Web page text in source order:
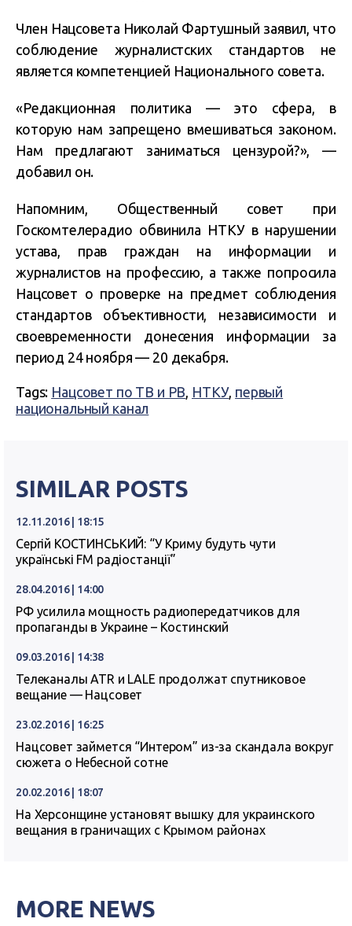
Член Нацсовета Николай Фартушный заявил, что
соблюдение журналистских стандартов не
является компетенцией Национального совета.
«Редакционная политика — это сфера, в
которую нам запрещено вмешиваться законом.
Нам предлагают заниматься цензурой?», —
добавил он.
Напомним, Общественный совет при
Госкомтелерадио обвинила НТКУ в нарушении
устава, прав граждан на информации и
журналистов на профессию, а также попросила
Нацсовет о проверке на предмет соблюдения
стандартов объективности, независимости и
своевременности донесения информации за
период 24 ноября — 20 декабря.
Tags: Нацсовет по ТВ и РВ, НТКУ, первый
национальный канал
SIMILAR POSTS
12.11.2016 | 18:15
Сергій КОСТИНСЬКИЙ: “У Криму будуть чути
українські FM радіостанції”
28.04.2016 | 14:00
РФ усилила мощность радиопередатчиков для
пропаганды в Украине – Костинский
09.03.2016 | 14:38
Телеканалы ATR и LALE продолжат спутниковое
вещание — Нацсовет
23.02.2016 | 16:25
Нацсовет займется “Интером” из-за скандала вокруг
сюжета о Небесной сотне
20.02.2016 | 18:07
На Херсонщине установят вышку для украинского
вещания в граничащих с Крымом районах
MORE NEWS